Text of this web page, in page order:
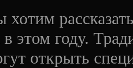
хотим
этом году.
открыть